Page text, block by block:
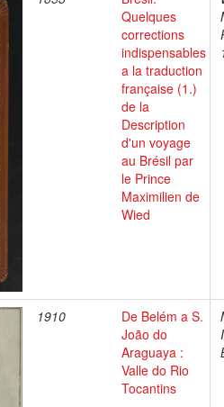
Quelques
corrections
indispensables
a la traduction
française (1.)
de la
Description
d'un voyage
au Brésil par
le Prince
Maximilien de
Wied
1910
De Belém a S.
João do
Araguaya :
Valle do Rio
Tocantins